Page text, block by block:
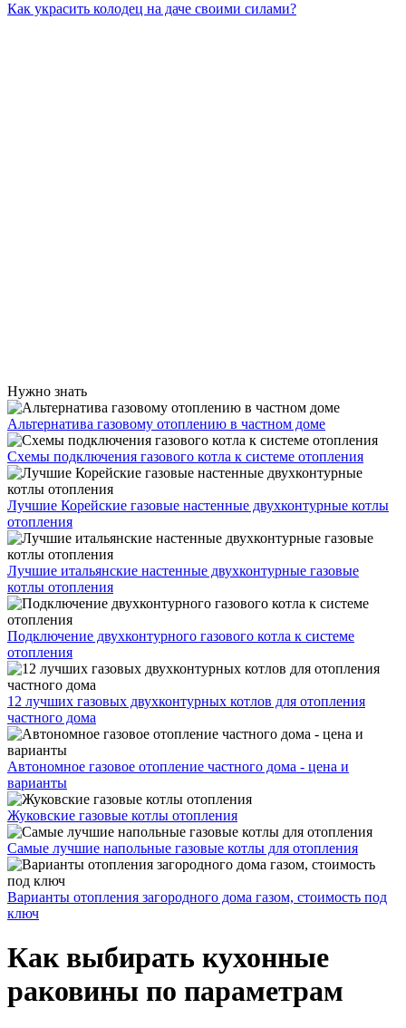
Как украсить колодец на даче своими силами?
Нужно знать
Альтернатива газовому отоплению в частном доме
Схемы подключения газового котла к системе отопления
Лучшие Корейские газовые настенные двухконтурные котлы
отопления
Лучшие итальянские настенные двухконтурные газовые
котлы отопления
Подключение двухконтурного газового котла к системе
отопления
12 лучших газовых двухконтурных котлов для отопления
частного дома
Автономное газовое отопление частного дома - цена и
варианты
Жуковские газовые котлы отопления
Самые лучшие напольные газовые котлы для отопления
Варианты отопления загородного дома газом, стоимость под
ключ
Как выбирать кухонные
раковины по параметрам